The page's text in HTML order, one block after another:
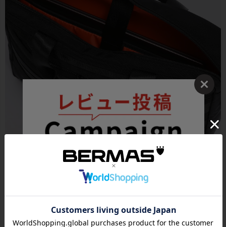
●メインルームの背面側にはモバイル機器タブレットやノートパソ
コンの収納に最適なクッションポケットも装備しております。(～15
インチPC対応可能、クッションポケットサイズ：W38×H25cm)※機